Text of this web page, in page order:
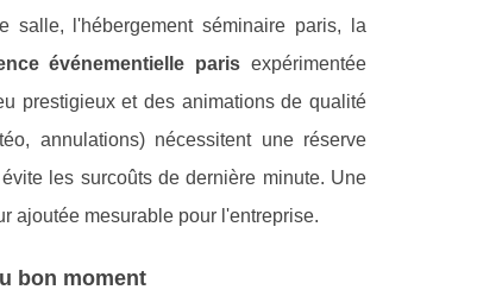
salle, l'hébergement séminaire paris, la
événementielle paris expérimentée
prestigieux et des animations de qualité
annulations) nécessitent une réserve
les surcoûts de dernière minute. Une
ajoutée mesurable pour l'entreprise.
bon moment